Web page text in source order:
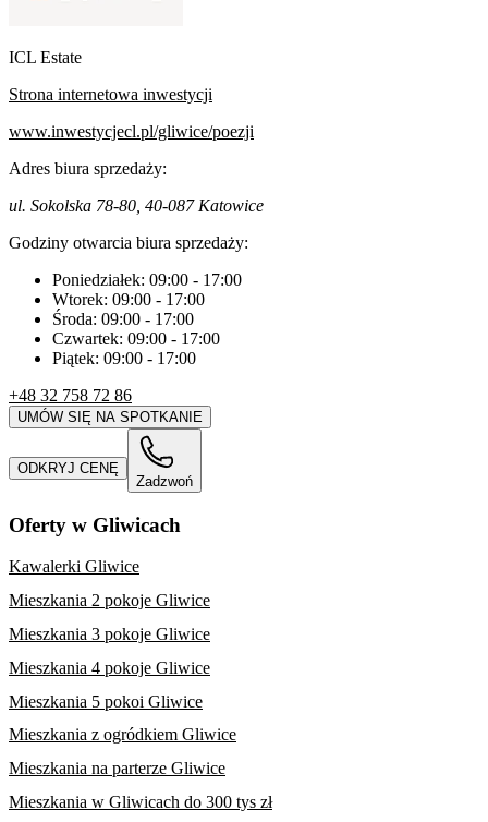
ICL Estate
Strona internetowa inwestycji
www.inwestycjecl.pl/gliwice/poezji
Adres biura sprzedaży:
ul. Sokolska 78-80, 40-087 Katowice
Godziny otwarcia biura sprzedaży:
Poniedziałek: 09:00 - 17:00
Wtorek: 09:00 - 17:00
Środa: 09:00 - 17:00
Czwartek: 09:00 - 17:00
Piątek: 09:00 - 17:00
+48 32 758 72 86
UMÓW SIĘ NA SPOTKANIE
ODKRYJ CENĘ
Zadzwoń
Oferty w Gliwicach
Kawalerki Gliwice
Mieszkania 2 pokoje Gliwice
Mieszkania 3 pokoje Gliwice
Mieszkania 4 pokoje Gliwice
Mieszkania 5 pokoi Gliwice
Mieszkania z ogródkiem Gliwice
Mieszkania na parterze Gliwice
Mieszkania w Gliwicach do 300 tys zł